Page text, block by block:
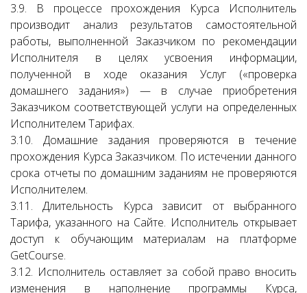
3.9. В процессе прохождения Курса Исполнитель
производит анализ результатов самостоятельной
работы, выполненной Заказчиком по рекомендации
Исполнителя в целях усвоения информации,
полученной в ходе оказания Услуг («проверка
домашнего задания») — в случае приобретения
Заказчиком соответствующей услуги на определенных
Исполнителем Тарифах.
3.10. Домашние задания проверяются в течение
прохождения Курса Заказчиком. По истечении данного
срока отчеты по домашним заданиям не проверяются
Исполнителем.
3.11. Длительность Курса зависит от выбранного
Тарифа, указанного на Сайте. Исполнитель открывает
доступ к обучающим материалам на платформе
GetCourse.
3.12. Исполнитель оставляет за собой право вносить
изменения в наполнение программы Курса,